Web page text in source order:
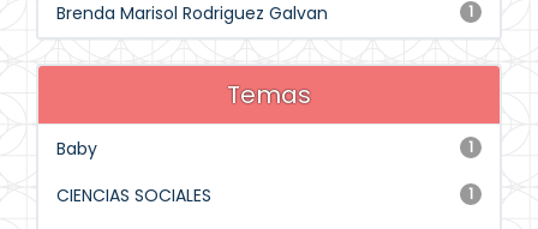
1
Brenda Marisol Rodriguez Galvan
Temas
1
Baby
1
CIENCIAS SOCIALES